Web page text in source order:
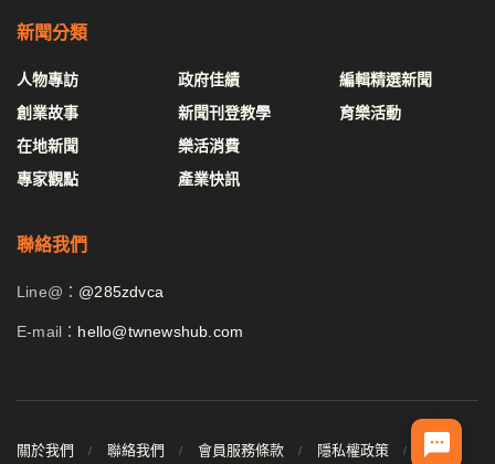
新聞分類
人物專訪
創業故事
在地新聞
專家觀點
政府佳績
新聞刊登教學
樂活消費
產業快訊
編輯精選新聞
育樂活動
聯絡我們
Line@： @285zdvca
E-mail： hello@twnewshub.com
關於我們 聯絡我們 會員服務條款 隱私權政策